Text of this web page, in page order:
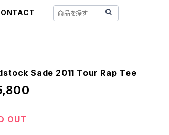
Sade 2011 Tour Rap Tee
OUT